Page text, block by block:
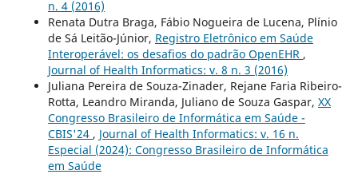
n. 4 (2016)
Renata Dutra Braga, Fábio Nogueira de Lucena, Plínio
de Sá Leitão-Júnior, Registro Eletrônico em Saúde
Interoperável: os desafios do padrão OpenEHR ,
Journal of Health Informatics: v. 8 n. 3 (2016)
Juliana Pereira de Souza-Zinader, Rejane Faria Ribeiro-
Rotta, Leandro Miranda, Juliano de Souza Gaspar, XX
Congresso Brasileiro de Informática em Saúde -
CBIS'24 , Journal of Health Informatics: v. 16 n.
Especial (2024): Congresso Brasileiro de Informática
em Saúde